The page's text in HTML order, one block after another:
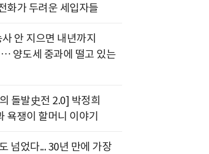
화가 두려운 세입자들
안 지으면 내년까지
양도세 중과에 떨고 있는
돌발史전 2.0] 박정희
욕쟁이 할머니 이야기
넘었다... 30년 만에 가장